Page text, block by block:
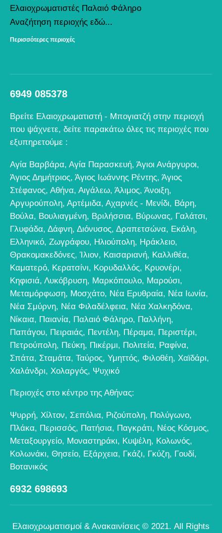
Ελαιοχρωματιστές Παλαιό Φάληρο
Αναζήτηση περιοχής εδώ...
Περισσότερες περιοχές
6949 085378
Βρείτε Ελαιοχρωματιστή - Μπογιατζή στην περιοχή
που ψάχνετε, δείτε παρακάτω όλες τις περιοχές που
εξυπηρετούμε :
Αγία Βαρβάρα, Αγία Παρασκευή, Άγιοι Ανάργυροι,
Άγιος Δημήτριος, Άγιος Ιωάννης Ρέντης, Άγιος
Στέφανος, Αθήνα, Αιγάλεω, Άλιμος, Άνοιξη,
Αργυρούπολη, Αρτέμιδα, Αχαρνές - Μενίδι, Βάρη,
Βούλα, Βουλιαγμένη, Βριλήσσια, Βύρωνας, Γαλάτσι,
Γλυφάδα, Δάφνη, Διόνυσος, Δραπετσώνα, Εκάλη,
Ελληνικό, Ζωγράφου, Ηλιούπολη, Ηράκλειο,
Θρακομακεδόνες,Ίλιον, Καισαριανή, Καλλιθέα,
Καματερό, Κερατσίνι, Κορυδαλλός, Κρυονέρι,
Κηφισιά, Λυκόβρυση, Μαρκόπουλο, Μαρούσι,
Μεταμόρφωση, Μοσχάτο, Νέα Ερυθραία, Νέα Ιωνία,
Νέα Σμύρνη, Νέα Φιλαδέλφεια, Νέα Χαλκηδόνα,
Νίκαια, Παιανία, Παλαιό Φάληρο, Παλλήνη,
Παπάγου, Πειραιάς, Πεντέλη, Πέραμα, Περιστέρι,
Πετρούπολη, Πεύκη, Πικέρμι, Πολιτεία, Ραφίνα,
Σπάτα, Σταμάτα, Ταύρος, Υμηττός, Φιλοθέη, Χαϊδάρι,
Χαλάνδρι, Χολαργός, Ψυχικό
Περιοχές στο κέντρο της Αθήνας:
Ψυρρή, Χίλτον, Σεπόλια, Ριζούπολη, Πολύγωνο,
Πλάκα, Περισσός, Πατήσια, Παγκράτι, Νέος Κόσμος,
Μεταξουργείο, Μοναστηράκι, Κυψέλη, Κολωνός,
Κολωνάκι, Θησείο, Εξάρχεια, Γκάζι, Γκύζη, Γουδί,
Βοτανικός
6932 698693
Ελαιοχρωματισμοί & Ανακαινίσεις © 2021. All Rights